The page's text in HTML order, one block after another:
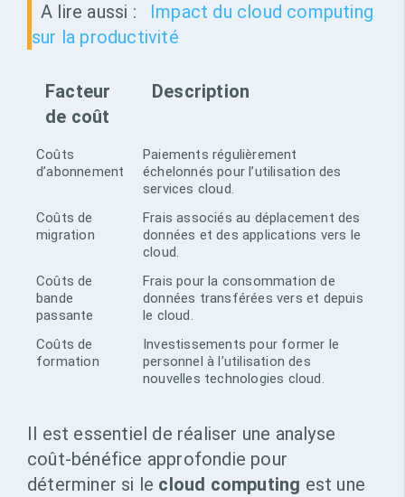
A lire aussi :
Impact du cloud computing
sur la productivité
Facteur
de coût
Description
Coûts
d’abonnement
Paiements régulièrement
échelonnés pour l’utilisation des
services cloud.
Coûts de
migration
Frais associés au déplacement des
données et des applications vers le
cloud.
Coûts de
bande
passante
Frais pour la consommation de
données transférées vers et depuis
le cloud.
Coûts de
formation
Investissements pour former le
personnel à l’utilisation des
nouvelles technologies cloud.
Il est essentiel de réaliser une analyse
coût-bénéfice approfondie pour
déterminer si le cloud computing est une